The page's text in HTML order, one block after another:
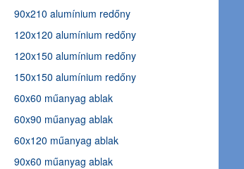
90x210 alumínium redőny
120x120 alumínium redőny
120x150 alumínium redőny
150x150 alumínium redőny
60x60 műanyag ablak
60x90 műanyag ablak
60x120 műanyag ablak
90x60 műanyag ablak